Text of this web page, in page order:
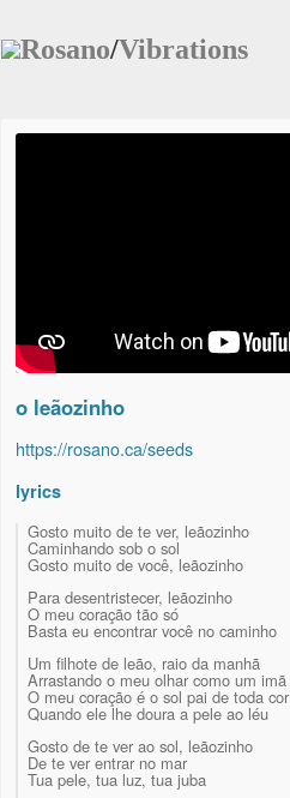
Rosano/Vibrations
o leãozinho
https://rosano.ca/seeds
lyrics
Gosto muito de te ver, leãozinho
Caminhando sob o sol
Gosto muito de você, leãozinho
Para desentristecer, leãozinho
O meu coração tão só
Basta eu encontrar você no caminho
Um filhote de leão, raio da manhã
Arrastando o meu olhar como um imã
O meu coração é o sol pai de toda cor
Quando ele lhe doura a pele ao léu
Gosto de te ver ao sol, leãozinho
De te ver entrar no mar
Tua pele, tua luz, tua juba